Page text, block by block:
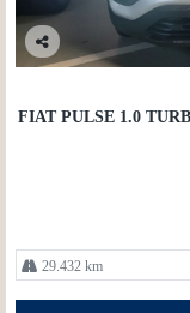
Co
he
FIAT PULSE 1.0
29.432 km